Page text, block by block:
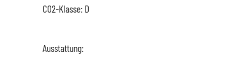
CUPRA
VW
Probefahrt
News
CO2-Klasse: D
Ausstattung: